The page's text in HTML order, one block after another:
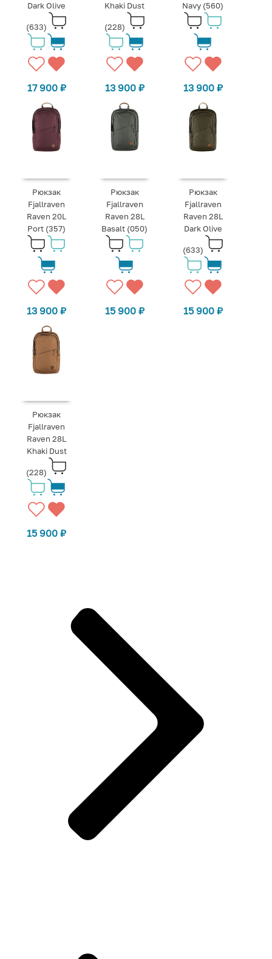
Dark Olive
(633)
17 900 ₽
Khaki Dust
(228)
13 900 ₽
Navy (560)
13 900 ₽
Рюкзак
Fjallraven
Raven 20L
Port (357)
13 900₽
Рюкзак
Fjallraven
Raven 28L
Basalt (050)
15 900 ₽
Рюкзак
Fjallraven
Raven 28L
Dark Olive
(633)
15 900 ₽
Рюкзак
Fjallraven
Raven 28L
Khaki Dust
(228)
15 900₽